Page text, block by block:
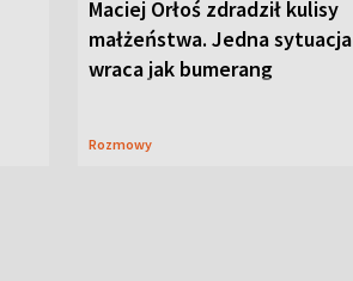
Maciej Orłoś zdradził kulisy
małżeństwa. Jedna sytuacja
wraca jak bumerang
Rozmowy